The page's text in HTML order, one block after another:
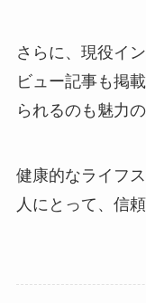
さらに、現役イ
ビュー記事も掲
られるのも魅力の
健康的なライフ
人にとって、信